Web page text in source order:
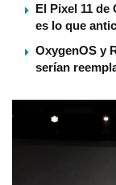
El Pixel 11 de
es lo que
OxygenOS y
serían